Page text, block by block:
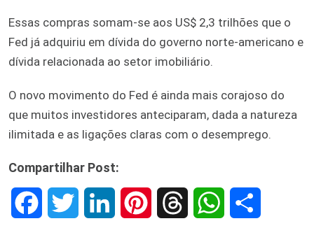
Essas compras somam-se aos US$ 2,3 trilhões que o
Fed já adquiriu em dívida do governo norte-americano e
dívida relacionada ao setor imobiliário.
O novo movimento do Fed é ainda mais corajoso do
que muitos investidores anteciparam, dada a natureza
ilimitada e as ligações claras com o desemprego.
Compartilhar Post: